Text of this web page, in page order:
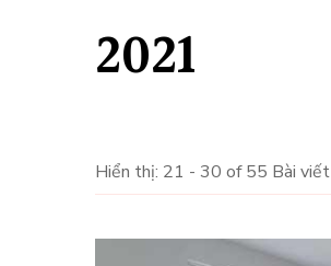
2021
Hiển thị: 21 - 30 of 55 Bài viết